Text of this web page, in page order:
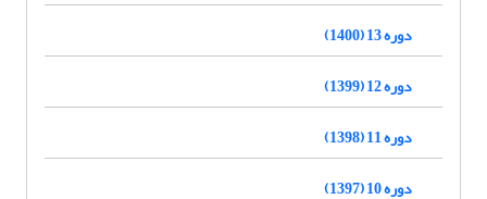
دوره 13 (1400)
دوره 12 (1399)
دوره 11 (1398)
دوره 10 (1397)